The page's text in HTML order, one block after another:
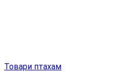
Товари птахам